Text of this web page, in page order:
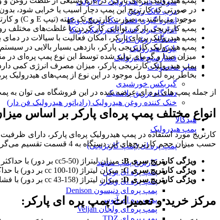
سوکت شیر هیدرولیک ۲۲۰ ولت
درب تانک روغن
اندازه گیری فشار مکاترونیکی ویکا
اندازه گیری فشار الکترونیکی ویکا
دستگاه روغن کاری
بلوک هیدرولیک
فشارسنج هیدرولیک
سایر محصولات
گیربکس خورشیدی
دستگاه تزریق پلاستیک
خنک کننده روغن هیدرولیک (رادیاتور هیدرولیک فن دار)
هیدکالا
پمپ هیدرولیک
پمپ پره ای (پمپ کارتریجی)
کارتریج پمپ مشهد
پمپ پره ای یوکن
پمپ پره ای ویکرز
پمپ پره ای دنیسون Denison
پمپ پره ای آتوس
پمپ پره ای ولجان Veljan
پمپ پره ای TDZ
در صورتی که کارتریج این پمپ دچار آسیب یا خرابی شود،
موجود می‌باشند به صورت کارتریج تک جهته (تیپ E و C) و کارتریج دو جهته (تیپ B و D) قابل استفاده خواهند بود.
پمپ کارتریجی پارکر، توانایی کار کردن با غلظت‌های مختلف
پمپ هیدرولیک پره‌ای پارکر، امکان فعالیت با سیالات در دمای
پمپ هیدرولیک کارتریجی پارکر، بازدهی بسیار بالایی در
میزان صدا و گرمای تولید شده توسط این نوع پمپ پره‌ای در
پمپ هیدرولیک کارتریجی پارکر، میزان مصرف انرژی کمی
بخاطر پره لب دوبل موجود در این نوع از پمپ‌های هیدرولیک
از جمله پمپ های پره ای عرضه شده در این فروشگاه می توان به
انواع مختلف پمپ پره‌ای پارکر بر اساس
کارتریج مورد استفاده در پمپ هیدرولیک پره‌ای پارکر، دارای
حسب میزان حجم کارتریج‌های این دستگاه به 4 قسمت تقسیم می‌گردد:
ویژگی کارتریج سریB
: میزان لیتراژ (cc5-50 بر دور) با حداکثر میزان فشار (bar 320)
ویژگی کارتریج سری C
: میزان لیتراژ (cc 100-10 بر دور) با حداکثر میزان فشار (bar 275)
ویژگی کارتریج سری D
: میزان لیتراژ (cc 43-158 بر دور) با فشار حداکثری (bar 280)
مرکز خرید و تعمیرات پمپ پره ای پارکر: